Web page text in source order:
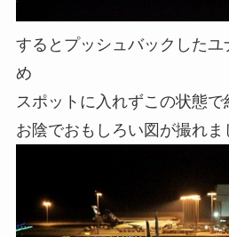
するとプッシュバックしたユ
め
スポットに入れずこの状態で
お陰でおもしろい図が撮れま